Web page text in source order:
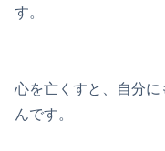
す。
心を亡くすと、自分に
んです。